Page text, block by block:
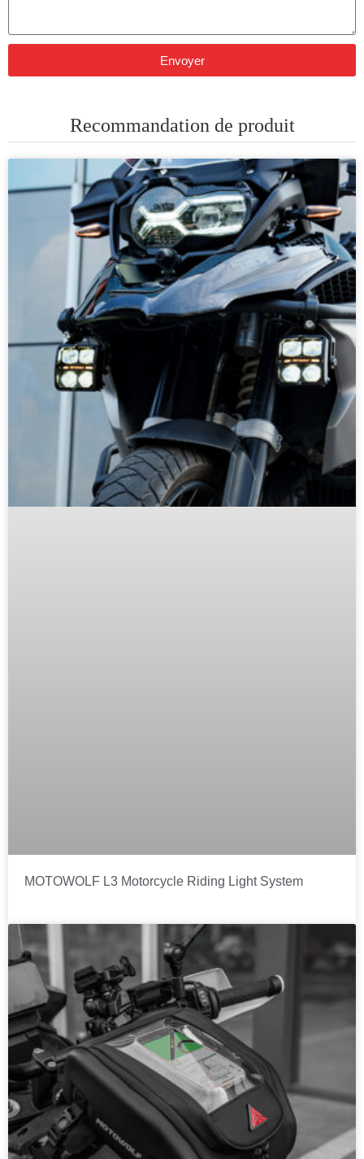
Envoyer
Recommandation de produit
MOTOWOLF L3 Motorcycle Riding Light System